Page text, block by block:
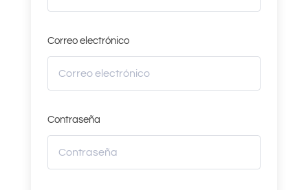
Correo electrónico
Contraseña